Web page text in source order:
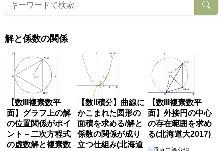
解と係数の関係
【数III複素数平
面】グラフ上の解
の位置関係がポイ
ント－二次方程式
の虚数解と複素数
【数II積分】曲線に
かこまれた図形の
面積を求める/解と
係数の関係が成り
立つ仕組み(北海道
【数III複素数平
面】外接円の中心
の存在範囲を求め
る(北海道大2017)